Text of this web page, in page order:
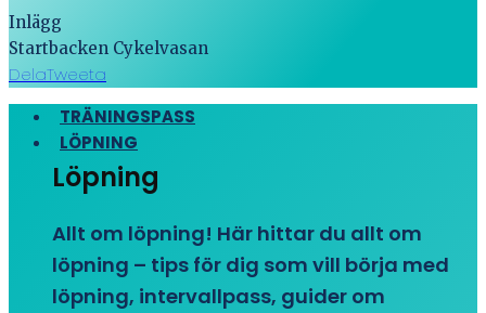
Inlägg
Startbacken Cykelvasan
DelaTweeta
TRÄNINGSPASS
LÖPNING
Löpning
Allt om löpning! Här hittar du allt om
löpning – tips för dig som vill börja med
löpning, intervallpass, guider om